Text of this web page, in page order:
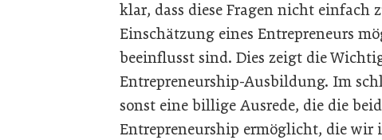
klar, dass diese Fragen nicht einfach
Einschätzung eines Entrepreneurs
beeinflusst sind. Dies zeigt die
Entrepreneurship-Ausbildung. Im
sonst eine billige Ausrede, die die
Entrepreneurship ermöglicht, die wir